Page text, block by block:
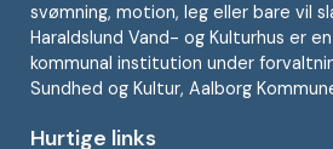
svømning, motion, leg eller bare vil
Haraldslund Vand- og Kulturhus er en
kommunal institution under
Sundhed og Kultur, Aalborg
Hurtige links